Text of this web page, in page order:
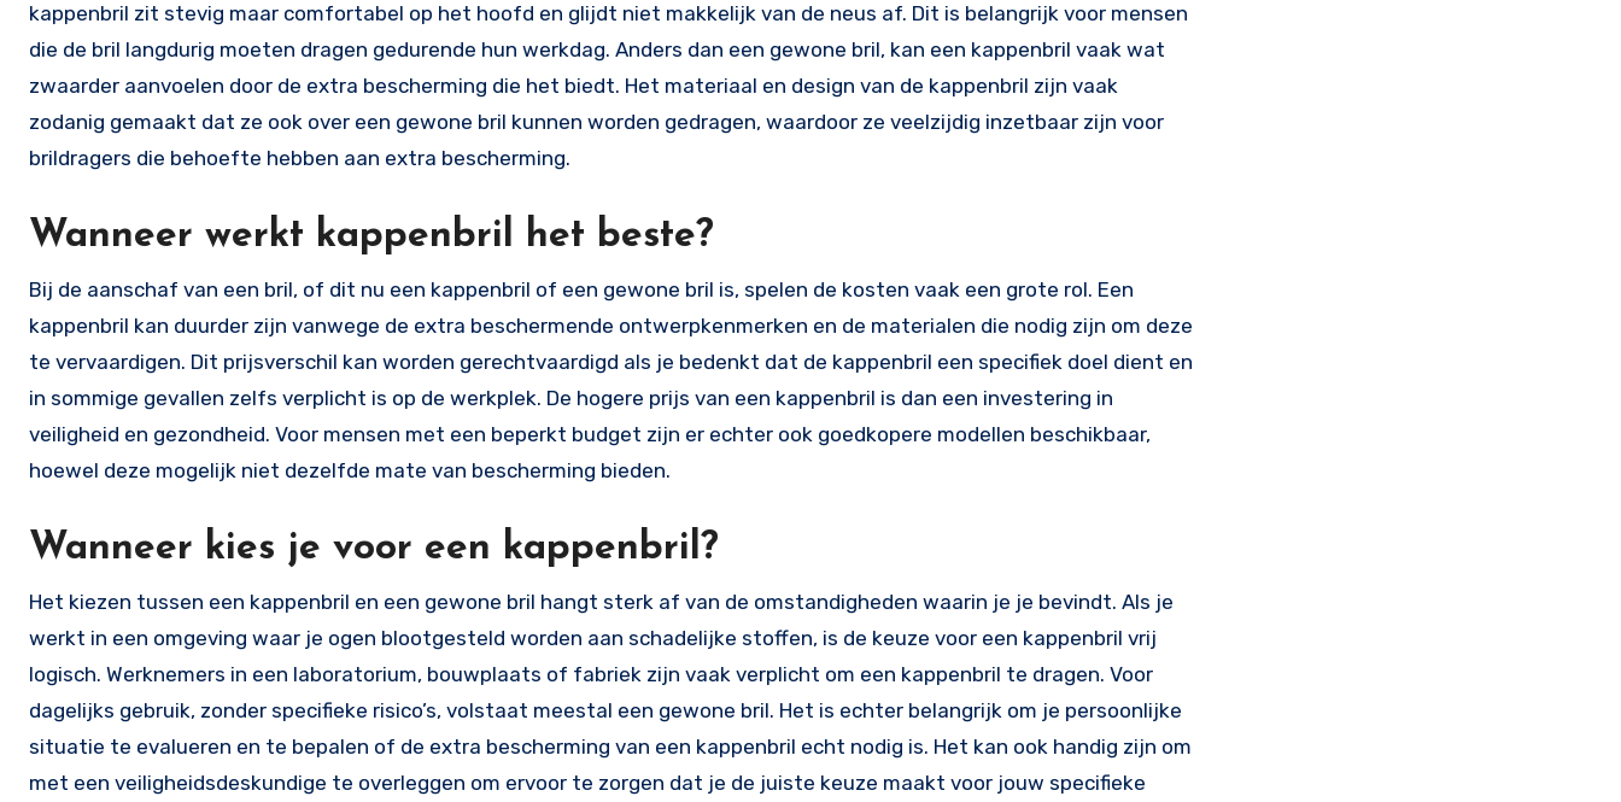
kappenbril zit stevig maar comfortabel op het hoofd en glijdt niet makkelijk van de neus af. Dit is belangrijk voor mensen
die de bril langdurig moeten dragen gedurende hun werkdag. Anders dan een gewone bril, kan een kappenbril vaak wat
zwaarder aanvoelen door de extra bescherming die het biedt. Het materiaal en design van de kappenbril zijn vaak
zodanig gemaakt dat ze ook over een gewone bril kunnen worden gedragen, waardoor ze veelzijdig inzetbaar zijn voor
brildragers die behoefte hebben aan extra bescherming.
Wanneer werkt kappenbril het beste?
Bij de aanschaf van een bril, of dit nu een kappenbril of een gewone bril is, spelen de kosten vaak een grote rol. Een
kappenbril kan duurder zijn vanwege de extra beschermende ontwerpkenmerken en de materialen die nodig zijn om deze
te vervaardigen. Dit prijsverschil kan worden gerechtvaardigd als je bedenkt dat de kappenbril een specifiek doel dient en
in sommige gevallen zelfs verplicht is op de werkplek. De hogere prijs van een kappenbril is dan een investering in
veiligheid en gezondheid. Voor mensen met een beperkt budget zijn er echter ook goedkopere modellen beschikbaar,
hoewel deze mogelijk niet dezelfde mate van bescherming bieden.
Wanneer kies je voor een kappenbril?
Het kiezen tussen een kappenbril en een gewone bril hangt sterk af van de omstandigheden waarin je je bevindt. Als je
werkt in een omgeving waar je ogen blootgesteld worden aan schadelijke stoffen, is de keuze voor een kappenbril vrij
logisch. Werknemers in een laboratorium, bouwplaats of fabriek zijn vaak verplicht om een kappenbril te dragen. Voor
dagelijks gebruik, zonder specifieke risico’s, volstaat meestal een gewone bril. Het is echter belangrijk om je persoonlijke
situatie te evalueren en te bepalen of de extra bescherming van een kappenbril echt nodig is. Het kan ook handig zijn om
met een veiligheidsdeskundige te overleggen om ervoor te zorgen dat je de juiste keuze maakt voor jouw specifieke